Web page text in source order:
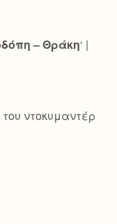
– Θράκη‘ |
ντοκυμαντέρ